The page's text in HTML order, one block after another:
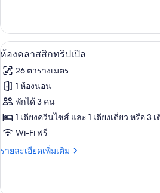
อ่าง
น้ำวน,
วิว
คลอง
เกี่ยว
กับ
ห้อง
นี
มูน
สวี
ท,
อ่าง
น้ำวน,
วิว
คลอง
เปิด
ภาพถ่าย
ทั้งหมด
ของ
ห้อง
คลาส
สิ
ทริปเปิล
ห้องค
4
ห้องคลาสสิกทริปเปิล
26 ตารางเมตร
1 ห้องนอน
พักได้ 3 คน
1 เตียงควีนไซส์ และ 1 เตียงเดี่ยว หรือ 3 เ
Wi-Fi ฟรี
รายละเอียดเพิ่มเติม
ราย